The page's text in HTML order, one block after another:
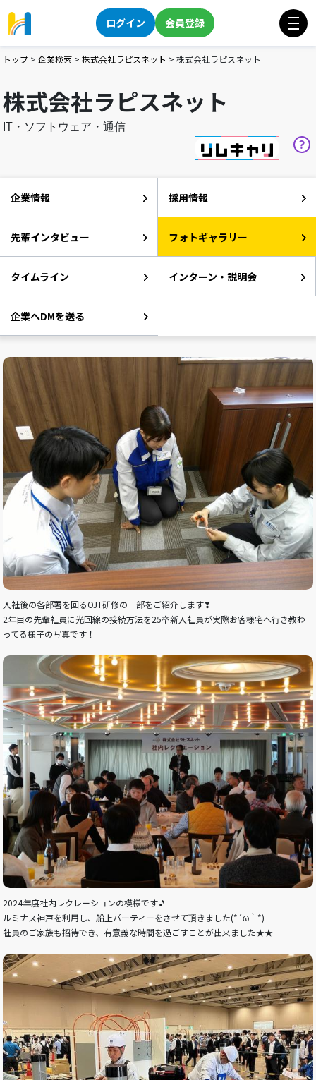
ログイン 会員登録
トップ > 企業検索 > 株式会社ラピスネット > 株式会社ラピスネット
株式会社ラピスネット
IT・ソフトウェア・通信
企業情報 採用情報
先輩インタビュー フォトギャラリー
タイムライン インターン・説明会
企業へDMを送る
入社後の各部署を回るOJT研修の一部をご紹介します❣
2年目の先輩社員に光回線の接続方法を25卒新入社員が実際お客様宅へ行き教わ
ってる様子の写真です！
2024年度社内レクレーションの模様です🎵
ルミナス神戸を利用し、船上パーティーをさせて頂きました(*´ω｀*)
社員のご家族も招待でき、有意義な時間を過ごすことが出来ました★★